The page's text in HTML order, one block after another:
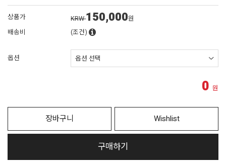
상품가 KRW150,000원
배송비
(조건)
옵션
0 원
장바구니 Wishlist
구매하기